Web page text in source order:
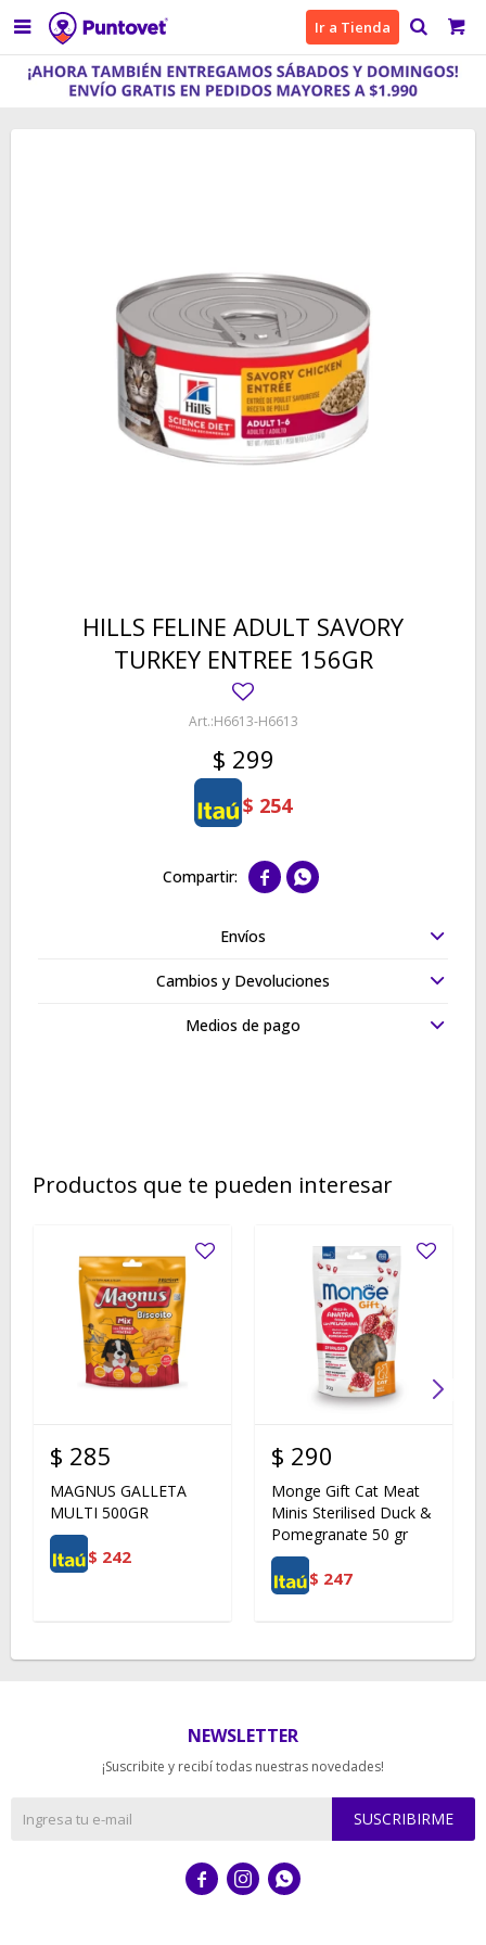
 Ir a Tienda
HILLS FELINE ADULT SAVORY
TURKEY ENTREE 156GR
H6613-H6613
$ 299
$ 254
 
Envíos
Cambios y Devoluciones
Medios de pago
Productos que te pueden interesar
$ 285
MAGNUS GALLETA
MULTI 500GR
$ 242
$ 290
Monge Gift Cat Meat
Minis Sterilised Duck &
Pomegranate 50 gr
$ 247
NEWSLETTER
¡Suscribite y recibí todas nuestras novedades!
SUSCRIBIRME
  